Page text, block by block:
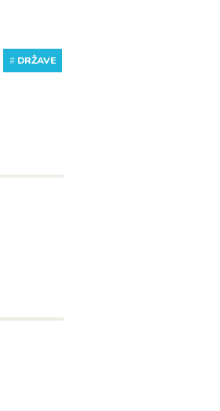
# DRŽAVE